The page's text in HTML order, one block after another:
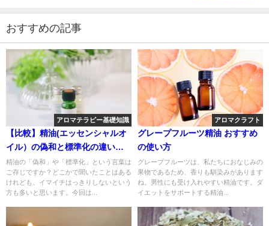
おすすめの記事
アロマテラピー基礎知識
【比較】精油(エッセンシャルオ
イル）の偽和と標準化の違いと
は
精油の「偽和」や「標準化」という言葉は
ご存じですか？どこかで聞いたことはある
けれども、イマイチはっきりしないという
方も多いと思います。今回は...
アロマクラフト
グレープフルーツ精油 おすすめ
の使い方
グレープフルーツは、私たちにおなじみの
果物であるため、香りも馴染みがあります
ね。男性にも受け入れやすい精油です。ダ
イエットをサポートする精油...